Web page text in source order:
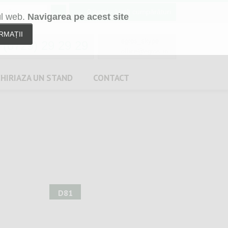
web. Navigarea pe acest site- Listă cumpărături
(0729) 29 29 29
UN STAND CONTACT
D81